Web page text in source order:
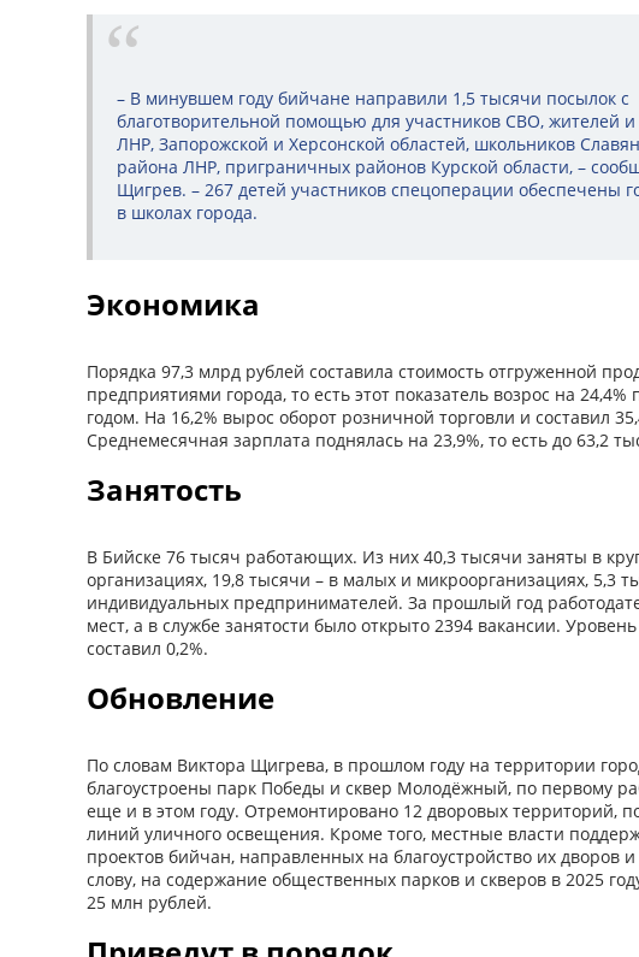
– В минувшем году бийчане направили 1,5 тысячи посылок с
благотворительной помощью для участников СВО, жителей
ЛНР, Запорожской и Херсонской областей, школьников
района ЛНР, приграничных районов Курской области, –
Щигрев. – 267 детей участников спецоперации обеспечены
в школах города.
Экономика
Порядка 97,3 млрд рублей составила стоимость отгруженной
предприятиями города, то есть этот показатель возрос на
годом. На 16,2% вырос оборот розничной торговли и составил
Среднемесячная зарплата поднялась на 23,9%, то есть до 63,2
Занятость
В Бийске 76 тысяч работающих. Из них 40,3 тысячи заняты в
организациях, 19,8 тысячи – в малых и микроорганизациях, 5,3
индивидуальных предпринимателей. За прошлый год
мест, а в службе занятости было открыто 2394 вакансии.
составил 0,2%.
Обновление
По словам Виктора Щигрева, в прошлом году на территории
благоустроены парк Победы и сквер Молодёжный, по первому
еще и в этом году. Отремонтировано 12 дворовых территорий,
линий уличного освещения. Кроме того, местные власти
проектов бийчан, направленных на благоустройство их дворов
слову, на содержание общественных парков и скверов в 2025
25 млн рублей.